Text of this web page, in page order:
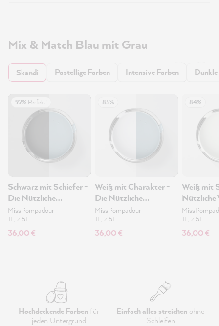
Mix & Match Blau mit Grau
Skandi Pastellige Farben Intensive Farben
92% Perfekt!
Schwarz mit Schiefer -
Die Nützliche
Wandfarbe 1L
MissPompadour
1L, 2.5L
36,00 €
85%
Weiß mit Charakter -
Die Nützliche
Wandfarbe 1L
MissPompadour
1L, 2.5L
36,00 €
84%
Weiß mit
Nützliche
1L
1L, 2.5L
36,00 €
Hochdeckende Farbenfür
jeden Untergrund
Einfach alles streichen ohne
Schleifen